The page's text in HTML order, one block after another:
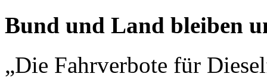
Bund und Land bleiben
„Die Fahrverbote für